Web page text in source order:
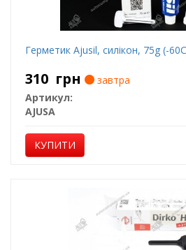
Герметик Ajusil, силікон, 75g (-
310 грн
завтра
Артикул:
AJUSA
КУПИТИ